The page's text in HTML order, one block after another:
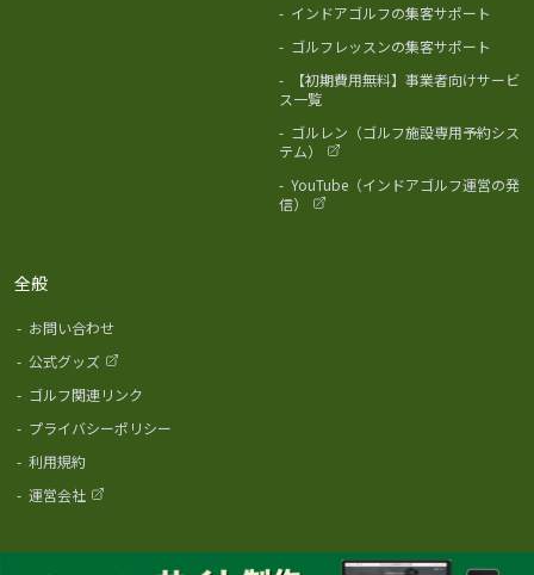
- インドアゴルフの集客サポート
- ゴルフレッスンの集客サポート
-
【初期費用無料】事業者向けサービ
ス一覧
- ゴルレン（ゴルフ施設専用予約シス
テム）
- YouTube（インドアゴルフ運営の発
信）
全般
- お問い合わせ
- 公式グッズ
- ゴルフ関連リンク
- プライバシーポリシー
- 利用規約
- 運営会社